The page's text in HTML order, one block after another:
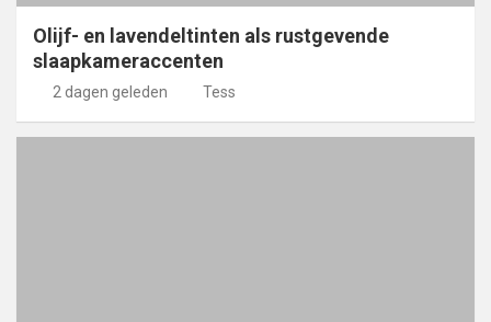
Olijf- en lavendeltinten als rustgevende
slaapkameraccenten
2 dagen geleden Tess